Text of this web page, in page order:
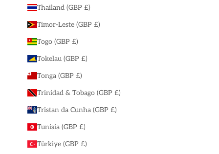
Thailand (GBP £)
Timor-Leste (GBP £)
Togo (GBP £)
Tokelau (GBP £)
Tonga (GBP £)
Trinidad & Tobago (GBP £)
Tristan da Cunha (GBP £)
Tunisia (GBP £)
Türkiye (GBP £)